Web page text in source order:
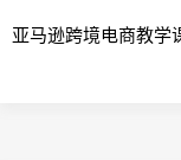
亚马逊跨境电商教学